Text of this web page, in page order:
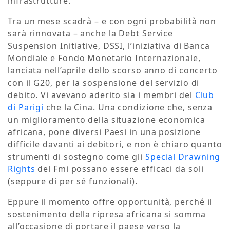
Tra un mese scadrà – e con ogni probabilità non
sarà rinnovata – anche la Debt Service
Suspension Initiative, DSSI, l’iniziativa di Banca
Mondiale e Fondo Monetario Internazionale,
lanciata nell’aprile dello scorso anno di concerto
con il G20, per la sospensione del servizio di
debito. Vi avevano aderito sia i membri del Club
di Parigi che la Cina. Una condizione che, senza
un miglioramento della situazione economica
africana, pone diversi Paesi in una posizione
difficile davanti ai debitori, e non è chiaro quanto
strumenti di sostegno come gli Special Drawning
Rights del Fmi possano essere efficaci da soli
(seppure di per sé funzionali).
Eppure il momento offre opportunità, perché il
sostenimento della ripresa africana si somma
all’occasione di portare il paese verso la